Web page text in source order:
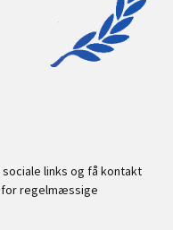
links og få kontakt
for regelmæssige